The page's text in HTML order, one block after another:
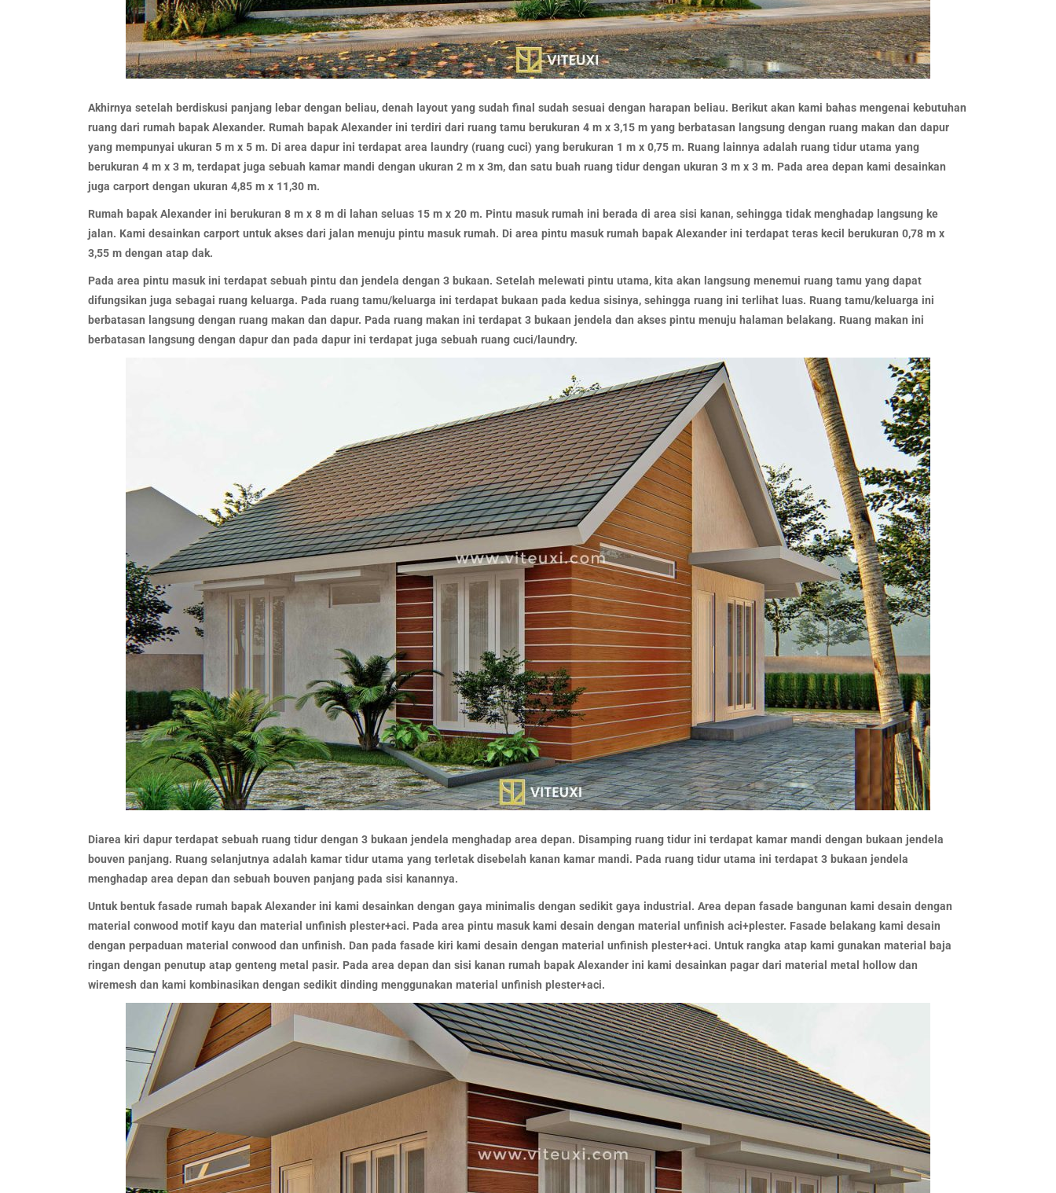
Akhirnya setelah berdiskusi panjang lebar dengan beliau, denah layout yang sudah final sudah sesuai dengan harapan beliau. Berikut akan kami bahas mengenai kebutuhan
ruang dari rumah bapak Alexander. Rumah bapak Alexander ini terdiri dari ruang tamu berukuran 4 m x 3,15 m yang berbatasan langsung dengan ruang makan dan dapur
yang mempunyai ukuran 5 m x 5 m. Di area dapur ini terdapat area laundry (ruang cuci) yang berukuran 1 m x 0,75 m. Ruang lainnya adalah ruang tidur utama yang
berukuran 4 m x 3 m, terdapat juga sebuah kamar mandi dengan ukuran 2 m x 3m, dan satu buah ruang tidur dengan ukuran 3 m x 3 m. Pada area depan kami desainkan
juga carport dengan ukuran 4,85 m x 11,30 m.
Rumah bapak Alexander ini berukuran 8 m x 8 m di lahan seluas 15 m x 20 m. Pintu masuk rumah ini berada di area sisi kanan, sehingga tidak menghadap langsung ke
jalan. Kami desainkan carport untuk akses dari jalan menuju pintu masuk rumah. Di area pintu masuk rumah bapak Alexander ini terdapat teras kecil berukuran 0,78 m x
3,55 m dengan atap dak.
Pada area pintu masuk ini terdapat sebuah pintu dan jendela dengan 3 bukaan. Setelah melewati pintu utama, kita akan langsung menemui ruang tamu yang dapat
difungsikan juga sebagai ruang keluarga. Pada ruang tamu/keluarga ini terdapat bukaan pada kedua sisinya, sehingga ruang ini terlihat luas. Ruang tamu/keluarga ini
berbatasan langsung dengan ruang makan dan dapur. Pada ruang makan ini terdapat 3 bukaan jendela dan akses pintu menuju halaman belakang. Ruang makan ini
berbatasan langsung dengan dapur dan pada dapur ini terdapat juga sebuah ruang cuci/laundry.
Diarea kiri dapur terdapat sebuah ruang tidur dengan 3 bukaan jendela menghadap area depan. Disamping ruang tidur ini terdapat kamar mandi dengan bukaan jendela
bouven panjang. Ruang selanjutnya adalah kamar tidur utama yang terletak disebelah kanan kamar mandi. Pada ruang tidur utama ini terdapat 3 bukaan jendela
menghadap area depan dan sebuah bouven panjang pada sisi kanannya.
Untuk bentuk fasade rumah bapak Alexander ini kami desainkan dengan gaya minimalis dengan sedikit gaya industrial. Area depan fasade bangunan kami desain dengan
material conwood motif kayu dan material unfinish plester+aci. Pada area pintu masuk kami desain dengan material unfinish aci+plester. Fasade belakang kami desain
dengan perpaduan material conwood dan unfinish. Dan pada fasade kiri kami desain dengan material unfinish plester+aci. Untuk rangka atap kami gunakan material baja
ringan dengan penutup atap genteng metal pasir. Pada area depan dan sisi kanan rumah bapak Alexander ini kami desainkan pagar dari material metal hollow dan
wiremesh dan kami kombinasikan dengan sedikit dinding menggunakan material unfinish plester+aci.